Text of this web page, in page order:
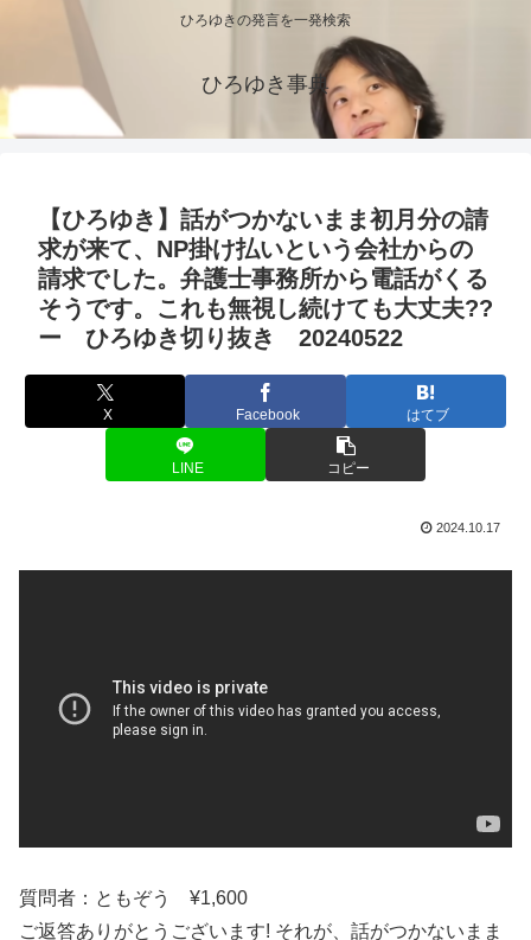
ひろゆきの発言を一発検索
ひろゆき事典
【ひろゆき】話がつかないまま初月分の請
求が来て、NP掛け払いという会社からの
請求でした。弁護士事務所から電話がくる
そうです。これも無視し続けても大丈夫??
ー ひろゆき切り抜き 20240522
X Facebook はてブ
LINE コピー
2024.10.17
質問者：ともぞう ¥1,600
ご返答ありがとうございます! それが、話がつかないまま